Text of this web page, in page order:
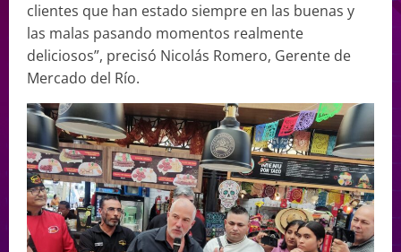
clientes que han estado siempre en las buenas y
las malas pasando momentos realmente
deliciosos”, precisó Nicolás Romero, Gerente de
Mercado del Río.